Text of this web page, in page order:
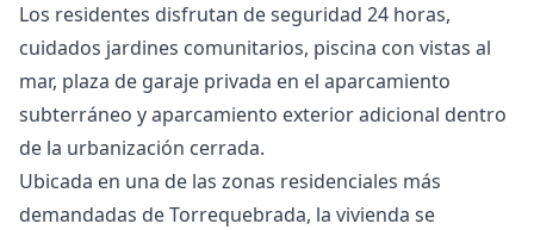
Los residentes disfrutan de seguridad 24 horas,
cuidados jardines comunitarios, piscina con vistas al
mar, plaza de garaje privada en el aparcamiento
subterráneo y aparcamiento exterior adicional dentro
de la urbanización cerrada.
Ubicada en una de las zonas residenciales más
demandadas de Torrequebrada, la vivienda se